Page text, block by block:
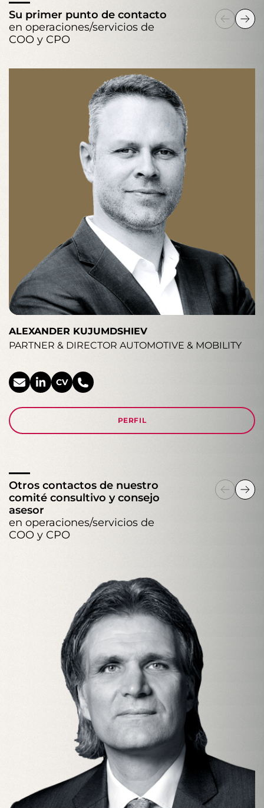
Su primer punto de contacto
en operaciones/servicios de
COO y CPO
ALEXANDER KUJUMDSHIEV
PARTNER & DIRECTOR AUTOMOTIVE & MOBILITY
CV
PERFIL
Otros contactos de nuestro
comité consultivo y consejo
asesor
en operaciones/servicios de
COO y CPO